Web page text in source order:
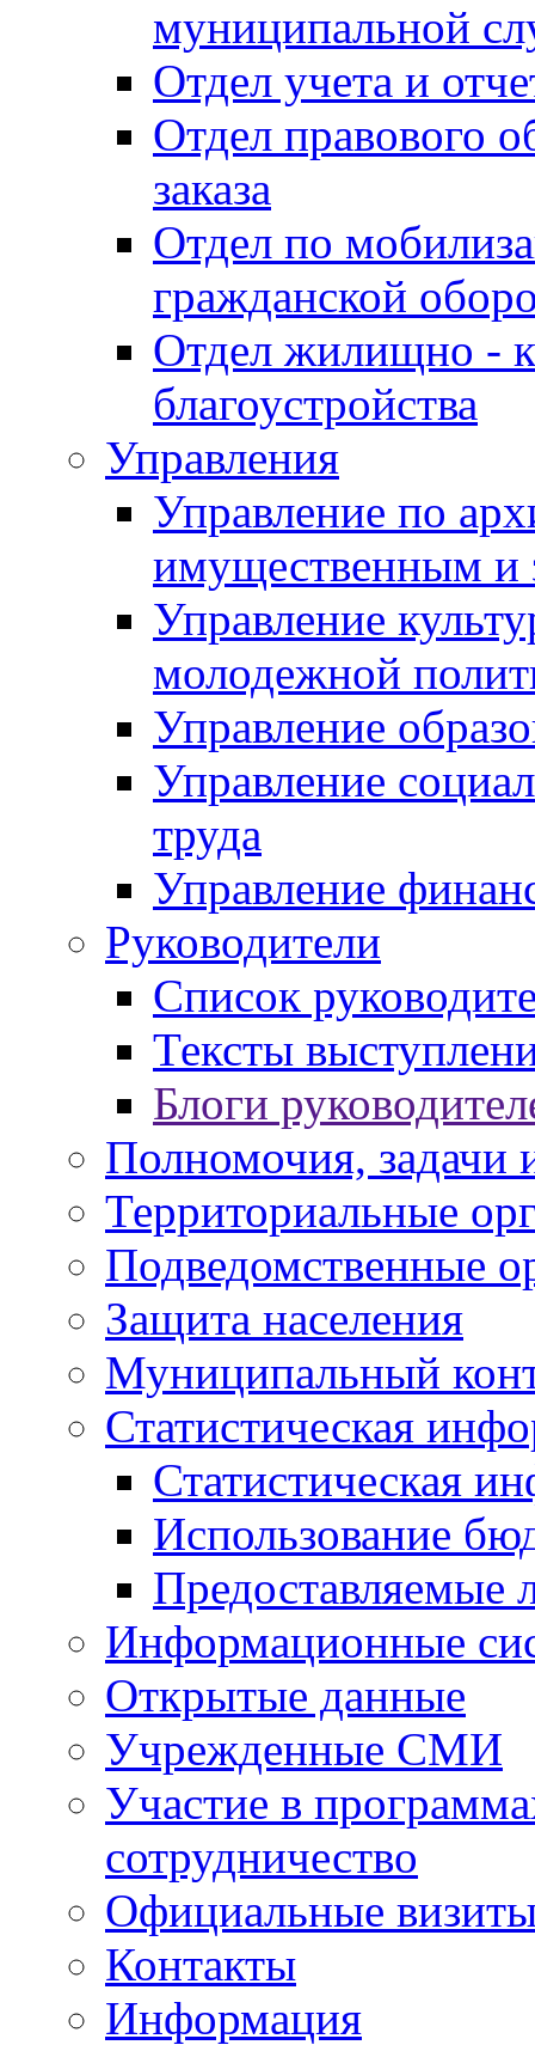
муниципальной
Отдел учета и
Отдел правового
заказа
Отдел по
гражданской
Отдел жилищно -
благоустройства
Управления
Управление по
имущественным и
Управление
молодежной
Управление
Управление
труда
Управление
Руководители
Список
Тексты
Блоги
Полномочия, задачи
Территориальные
Подведомственные
Защита населения
Муниципальный
Статистическая
Статистическая
Использование
Предоставляемые
Информационные
Открытые данные
Учрежденные СМИ
Участие в
сотрудничество
Официальные
Контакты
Информация